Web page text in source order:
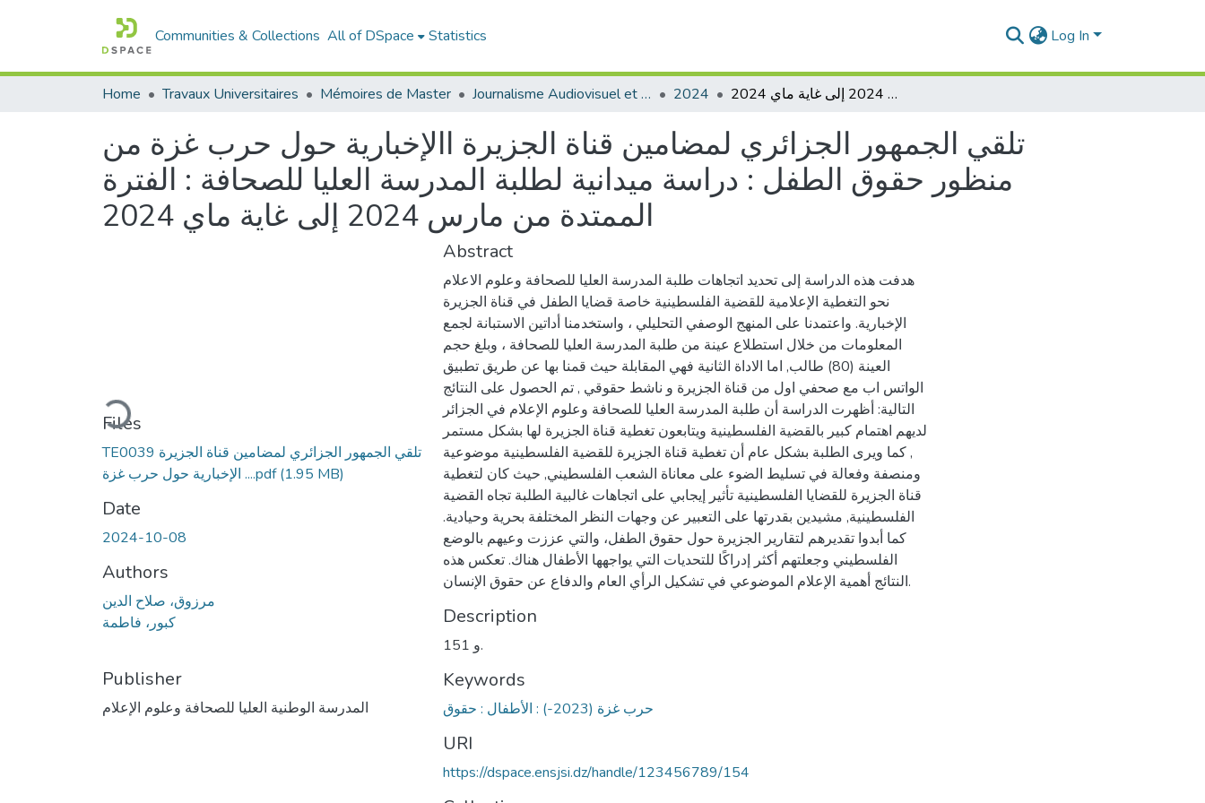
Communities & Collections All of DSpace Statistics Log In
Home Travaux Universitaires Mémoires de Master Journalisme Audiovisuel et Numérique 2024 تلقي الجمهور الجزائري لمضامين قناة الجزيرة االإخبارية حول حرب غزة من منظور حقوق الطفل : دراسة ميدانية لطلبة المدرسة العليا للصحافة : الفترة الممتدة من مارس 2024 إلى غاية ماي 2024
تلقي الجمهور الجزائري لمضامين قناة الجزيرة االإخبارية حول حرب غزة من
منظور حقوق الطفل : دراسة ميدانية لطلبة المدرسة العليا للصحافة : الفترة
الممتدة من مارس 2024 إلى غاية ماي 2024
Loading...
Files
TE0039 تلقي الجمهور الجزائري لمضامين قناة الجزيرة
الإخبارية حول حرب غزة ....pdf(1.95 MB)
Date
2024-10-08
Authors
مرزوق، صلاح الدين
كبور، فاطمة
Publisher
المدرسة الوطنية العليا للصحافة وعلوم الإعلام
Abstract
هدفت هذه الدراسة إلى تحديد اتجاهات طلبة المدرسة العليا للصحافة وعلوم الاعلام
نحو التغطية الإعلامية للقضية الفلسطينية خاصة قضايا الطفل في قناة الجزيرة
الإخبارية. واعتمدنا على المنهج الوصفي التحليلي ، واستخدمنا أداتين الاستبانة لجمع
المعلومات من خلال استطلاع عينة من طلبة المدرسة العليا للصحافة ، وبلغ حجم
العينة (80) طالب, اما الاداة الثانية فهي المقابلة حيث قمنا بها عن طريق تطبيق
الواتس اب مع صحفي اول من قناة الجزيرة و ناشط حقوقي , تم الحصول على النتائج
التالية: أظهرت الدراسة أن طلبة المدرسة العليا للصحافة وعلوم الإعلام في الجزائر
لديهم اهتمام كبير بالقضية الفلسطينية ويتابعون تغطية قناة الجزيرة لها بشكل مستمر
, كما ويرى الطلبة بشكل عام أن تغطية قناة الجزيرة للقضية الفلسطينية موضوعية
ومنصفة وفعالة في تسليط الضوء على معاناة الشعب الفلسطيني, حيث كان لتغطية
قناة الجزيرة للقضايا الفلسطينية تأثير إيجابي على اتجاهات غالبية الطلبة تجاه القضية
الفلسطينية, مشيدين بقدرتها على التعبير عن وجهات النظر المختلفة بحرية وحيادية.
كما أبدوا تقديرهم لتقارير الجزيرة حول حقوق الطفل، والتي عززت وعيهم بالوضع
الفلسطيني وجعلتهم أكثر إدراكًا للتحديات التي يواجهها الأطفال هناك. تعكس هذه
النتائج أهمية الإعلام الموضوعي في تشكيل الرأي العام والدفاع عن حقوق الإنسان.
Description
151 و.
Keywords
حرب غزة (2023-) : الأطفال : حقوق
URI
https://dspace.ensjsi.dz/handle/123456789/154